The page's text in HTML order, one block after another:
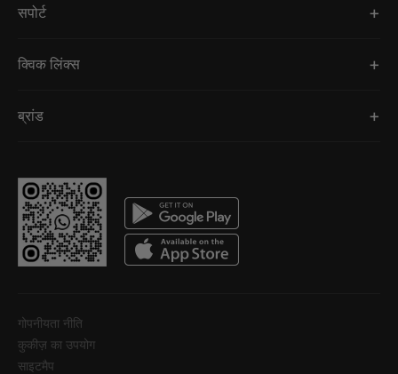
सपोर्ट
क्विक लिंक्स
ब्रांड
गोपनीयता नीति
कुकीज़ का उपयोग
साइटमैप